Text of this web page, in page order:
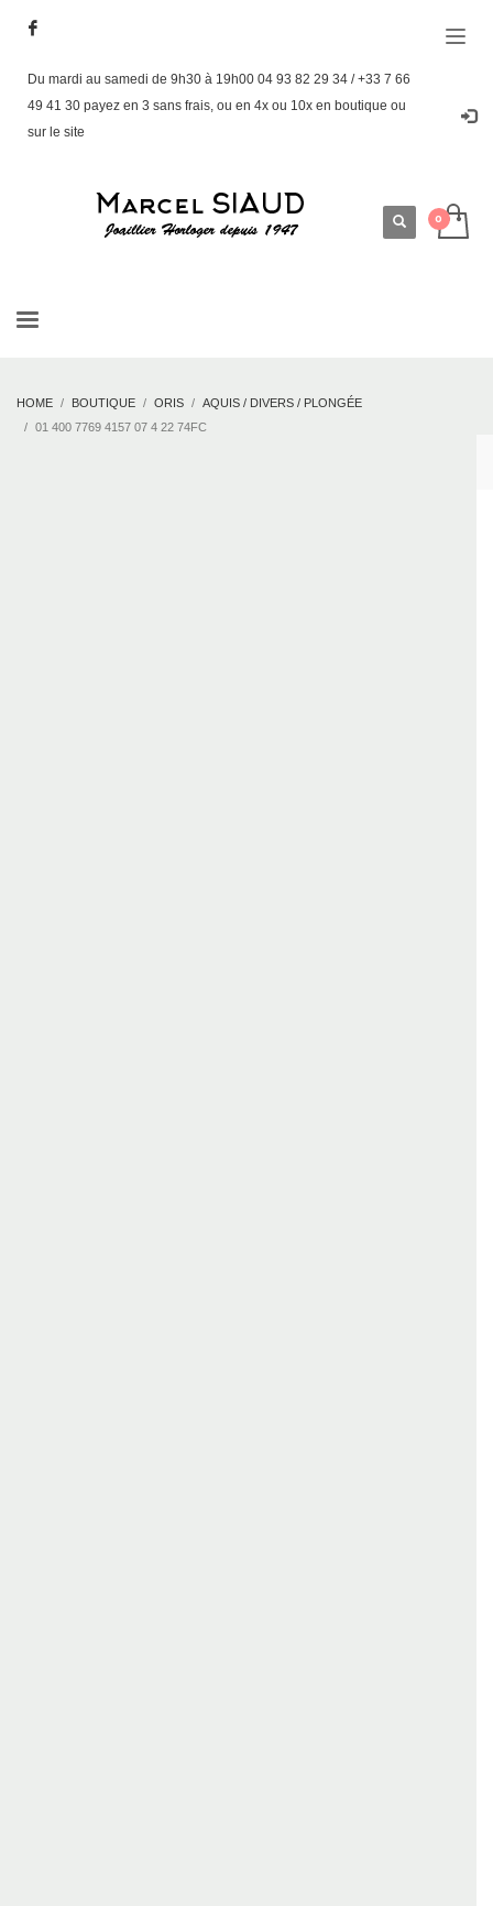
Du mardi au samedi de 9h30 à 19h00 04 93 82 29 34 / +33 7 66
49 41 30 payez en 3 sans frais, ou en 4x ou 10x en boutique ou
sur le site
HOME BOUTIQUE ORIS
AQUIS / DIVERS / PLONGÉE
01 400 7769 4157 07 4 22 74FC